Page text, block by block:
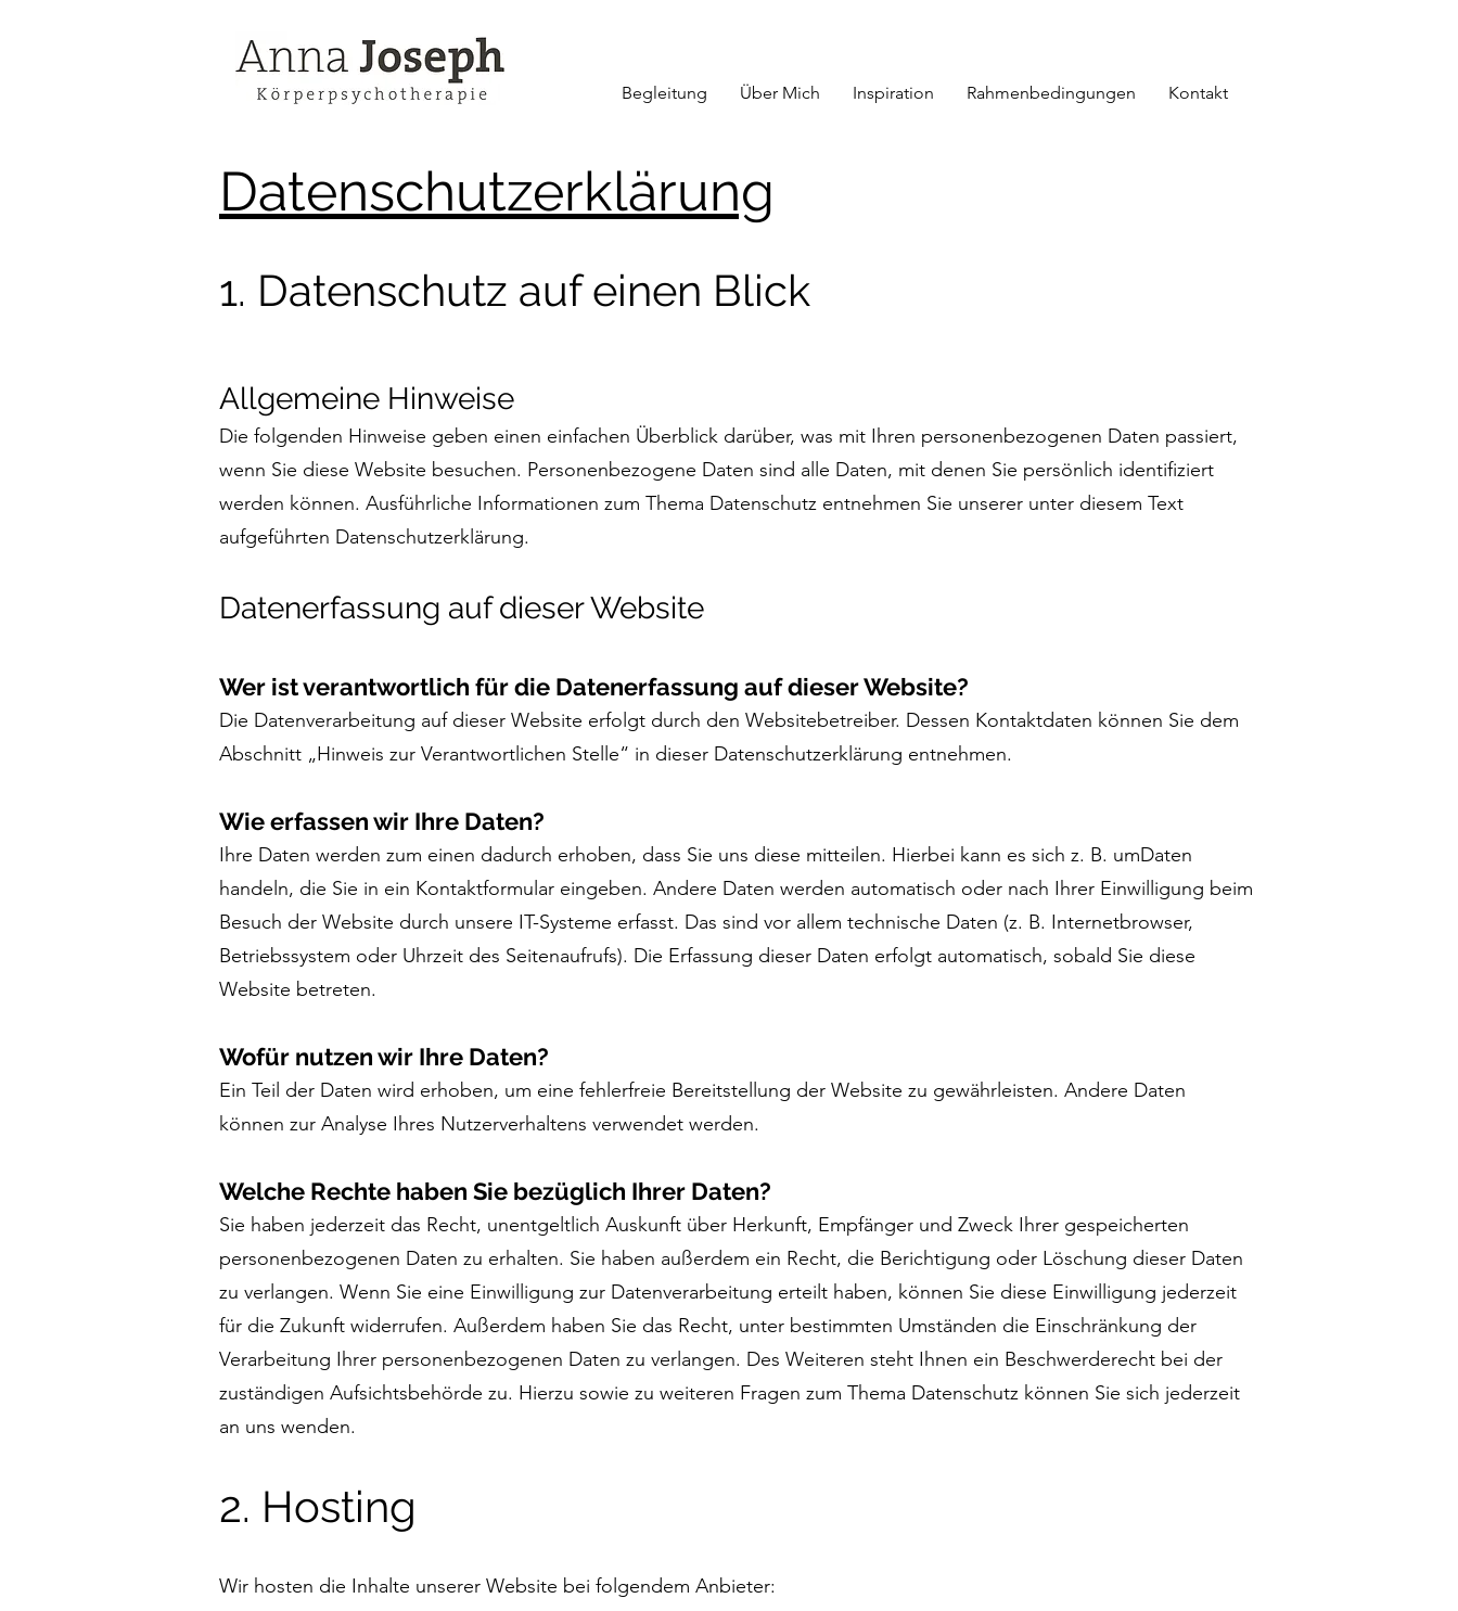
Begleitung Über Mich Inspiration Rahmenbedingungen Kontakt
Datenschutzerklärung
1. Datenschutz auf einen Blick
Allgemeine Hinweise
Die folgenden Hinweise geben einen einfachen Überblick darüber, was mit Ihren personenbezogenen Daten passiert,
wenn Sie diese Website besuchen. Personenbezogene Daten sind alle Daten, mit denen Sie persönlich identifiziert
werden können. Ausführliche Informationen zum Thema Datenschutz entnehmen Sie unserer unter diesem Text
aufgeführten Datenschutzerklärung.
Datenerfassung auf dieser Website
Wer ist verantwortlich für die Datenerfassung auf dieser Website?
Die Datenverarbeitung auf dieser Website erfolgt durch den Websitebetreiber. Dessen Kontaktdaten können Sie dem
Abschnitt „Hinweis zur Verantwortlichen Stelle“ in dieser Datenschutzerklärung entnehmen.
Wie erfassen wir Ihre Daten?
Ihre Daten werden zum einen dadurch erhoben, dass Sie uns diese mitteilen. Hierbei kann es sich z. B. umDaten
handeln, die Sie in ein Kontaktformular eingeben. Andere Daten werden automatisch oder nach Ihrer Einwilligung beim
Besuch der Website durch unsere IT-Systeme erfasst. Das sind vor allem technische Daten (z. B. Internetbrowser,
Betriebssystem oder Uhrzeit des Seitenaufrufs). Die Erfassung dieser Daten erfolgt automatisch, sobald Sie diese
Website betreten.
Wofür nutzen wir Ihre Daten?
Ein Teil der Daten wird erhoben, um eine fehlerfreie Bereitstellung der Website zu gewährleisten. Andere Daten
können zur Analyse Ihres Nutzerverhaltens verwendet werden.
Welche Rechte haben Sie bezüglich Ihrer Daten?
Sie haben jederzeit das Recht, unentgeltlich Auskunft über Herkunft, Empfänger und Zweck Ihrer gespeicherten
personenbezogenen Daten zu erhalten. Sie haben außerdem ein Recht, die Berichtigung oder Löschung dieser Daten
zu verlangen. Wenn Sie eine Einwilligung zur Datenverarbeitung erteilt haben, können Sie diese Einwilligung jederzeit
für die Zukunft widerrufen. Außerdem haben Sie das Recht, unter bestimmten Umständen die Einschränkung der
Verarbeitung Ihrer personenbezogenen Daten zu verlangen. Des Weiteren steht Ihnen ein Beschwerderecht bei der
zuständigen Aufsichtsbehörde zu. Hierzu sowie zu weiteren Fragen zum Thema Datenschutz können Sie sich jederzeit
an uns wenden.
2. Hosting
Wir hosten die Inhalte unserer Website bei folgendem Anbieter: